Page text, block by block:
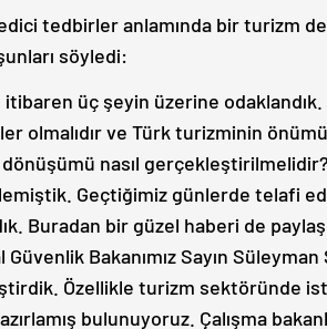
tedbirler anlamında bir turizm
söyledi:
itibaren üç şeyin üzerine
olmalıdır ve Türk turizminin
dönüşümü nasıl
Geçtiğimiz günlerde telafi
Buradan bir güzel haberi de
Güvenlik Bakanımız Sayın
Özellikle turizm sektöründe
bulunuyoruz. Çalışma